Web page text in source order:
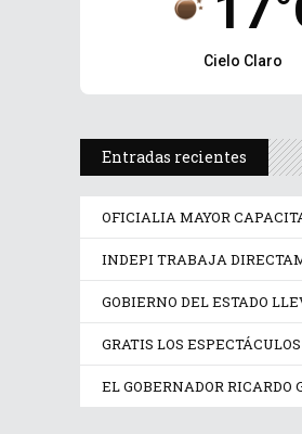
Cielo Claro
Entradas recientes
OFICIALIA MAYOR
INDEPI TRABAJA
GOBIERNO DEL ESTADO
GRATIS LOS
EL GOBERNADOR